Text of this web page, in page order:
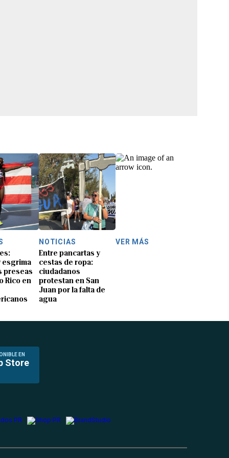
esgrima
preseas
Rico en
NOTICIAS
Entre pancartas y
cestas de ropa:
ciudadanos
protestan en San
Juan por la falta de
agua
VER MÁS
EN
Store